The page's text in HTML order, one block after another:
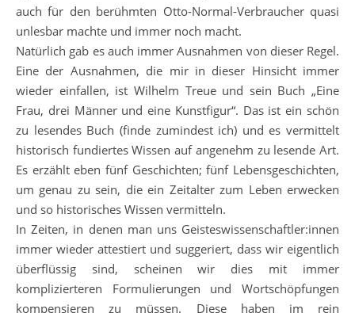
auch für den berühmten Otto-Normal-Verbraucher quasi
unlesbar machte und immer noch macht.
Natürlich gab es auch immer Ausnahmen von dieser Regel.
Eine der Ausnahmen, die mir in dieser Hinsicht immer
wieder einfallen, ist Wilhelm Treue und sein Buch „Eine
Frau, drei Männer und eine Kunstfigur“. Das ist ein schön
zu lesendes Buch (finde zumindest ich) und es vermittelt
historisch fundiertes Wissen auf angenehm zu lesende Art.
Es erzählt eben fünf Geschichten; fünf Lebensgeschichten,
um genau zu sein, die ein Zeitalter zum Leben erwecken
und so historisches Wissen vermitteln.
In Zeiten, in denen man uns Geisteswissenschaftler:innen
immer wieder attestiert und suggeriert, dass wir eigentlich
überflüssig sind, scheinen wir dies mit immer
komplizierteren Formulierungen und Wortschöpfungen
kompensieren zu müssen. Diese haben im rein